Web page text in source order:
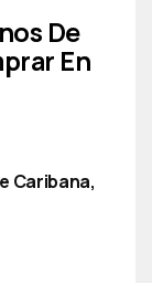
De
En
Caribana,